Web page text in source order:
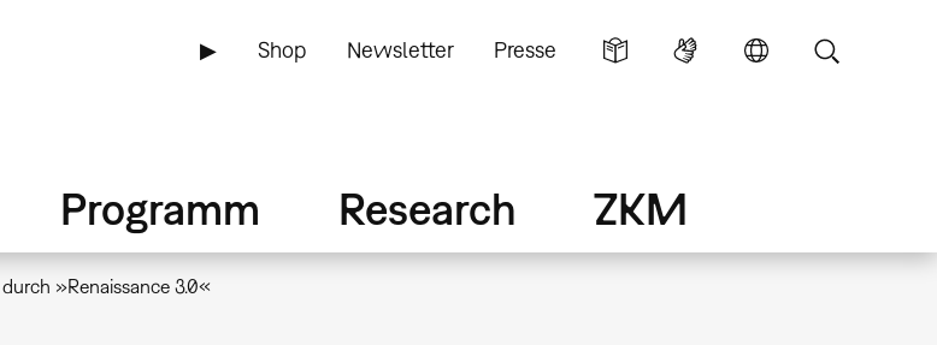
▶ Shop Newsletter Presse
Programm Research ZKM
»Renaissance 3.0«